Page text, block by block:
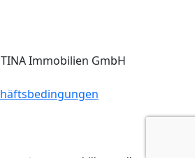
Immobilien GmbH